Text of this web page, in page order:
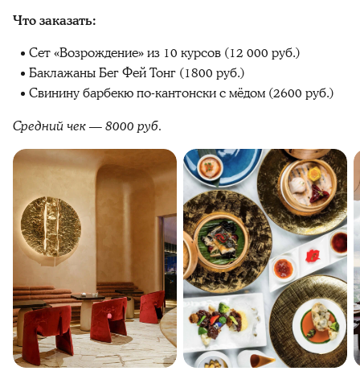
Что заказать:
Сет «Возрождение» из 10 курсов (12 000 руб.)
Баклажаны Бег Фей Тонг (1800 руб.)
Свинину барбекю по-кантонски с мёдом (2600 руб.)
Средний чек — 8000 руб.